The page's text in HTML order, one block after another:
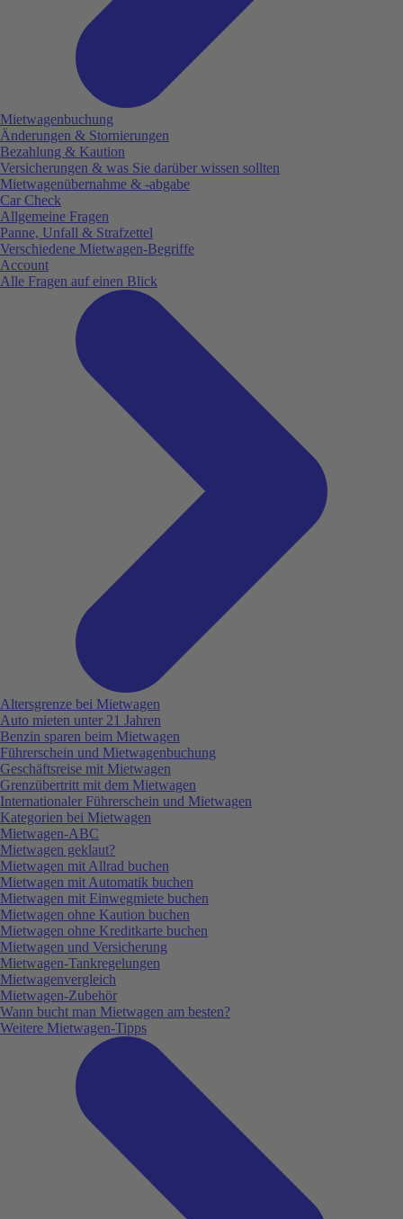
Mietwagenbuchung
Änderungen & Stornierungen
Bezahlung & Kaution
Versicherungen & was Sie darüber wissen sollten
Mietwagenübernahme & -abgabe
Car Check
Allgemeine Fragen
Panne, Unfall & Strafzettel
Verschiedene Mietwagen-Begriffe
Account
Alle Fragen auf einen Blick
Altersgrenze bei Mietwagen
Auto mieten unter 21 Jahren
Benzin sparen beim Mietwagen
Führerschein und Mietwagenbuchung
Geschäftsreise mit Mietwagen
Grenzübertritt mit dem Mietwagen
Internationaler Führerschein und Mietwagen
Kategorien bei Mietwagen
Mietwagen-ABC
Mietwagen geklaut?
Mietwagen mit Allrad buchen
Mietwagen mit Automatik buchen
Mietwagen mit Einwegmiete buchen
Mietwagen ohne Kaution buchen
Mietwagen ohne Kreditkarte buchen
Mietwagen und Versicherung
Mietwagen-Tankregelungen
Mietwagenvergleich
Mietwagen-Zubehör
Wann bucht man Mietwagen am besten?
Weitere Mietwagen-Tipps